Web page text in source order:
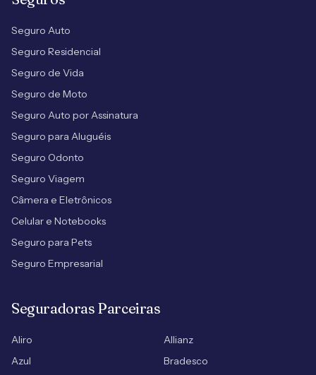
Seguro Auto
Seguro Residencial
Seguro de Vida
Seguro de Moto
Seguro Auto por Assinatura
Seguro para Aluguéis
Seguro Odonto
Seguro Viagem
Câmera e Eletrônicos
Celular e Notebooks
Seguro para Pets
Seguro Empresarial
Seguradoras Parceiras
Aliro
Allianz
Azul
Bradesco